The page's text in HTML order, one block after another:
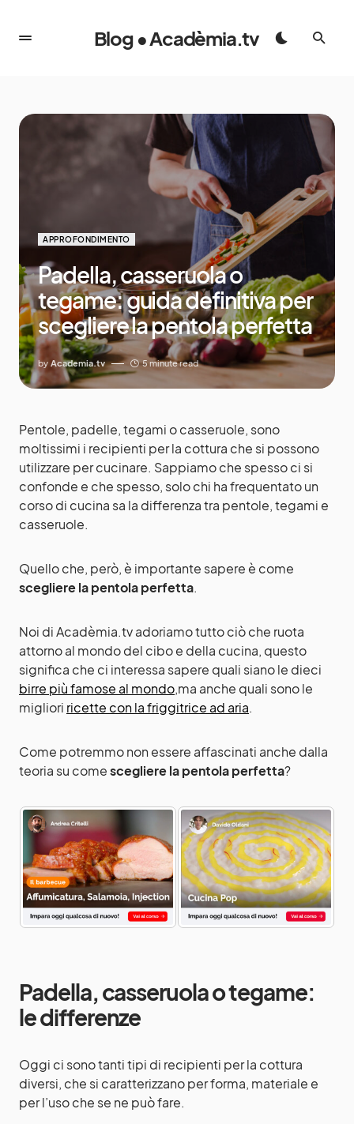
Blog • Acadèmia.tv
APPROFONDIMENTO
Padella, casseruola o
tegame: guida definitiva per
scegliere la pentola perfetta
by Academia.tv 5 minute read
Pentole, padelle, tegami o casseruole, sono
moltissimi i recipienti per la cottura che si possono
utilizzare per cucinare. Sappiamo che spesso ci si
confonde e che spesso, solo chi ha frequentato un
corso di cucina sa la differenza tra pentole, tegami e
casseruole.
Quello che, però, è importante sapere è come
scegliere la pentola perfetta.
Noi di Acadèmia.tv adoriamo tutto ciò che ruota
attorno al mondo del cibo e della cucina, questo
significa che ci interessa sapere quali siano le dieci
birre più famose al mondo,ma anche quali sono le
migliori ricette con la friggitrice ad aria.
Come potremmo non essere affascinati anche dalla
teoria su comescegliere la pentola perfetta?
Padella, casseruola o tegame:
le differenze
Oggi ci sono tanti tipi di recipienti per la cottura
diversi, che si caratterizzano per forma, materiale e
per l’uso che se ne può fare.